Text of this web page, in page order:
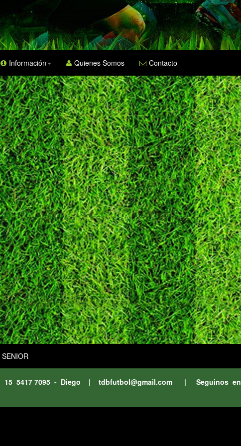
Información Quienes Somos Contacto
SENIOR
15 5417 7095 - Diego | tdbfutbol@gmail.com| Seguinos en